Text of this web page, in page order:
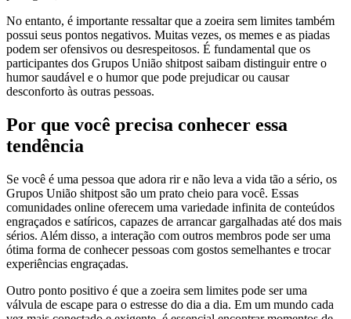
No entanto, é importante ressaltar que a zoeira sem limites também
possui seus pontos negativos. Muitas vezes, os memes e as piadas
podem ser ofensivos ou desrespeitosos. É fundamental que os
participantes dos Grupos União shitpost saibam distinguir entre o
humor saudável e o humor que pode prejudicar ou causar
desconforto às outras pessoas.
Por que você precisa conhecer essa
tendência
Se você é uma pessoa que adora rir e não leva a vida tão a sério, os
Grupos União shitpost são um prato cheio para você. Essas
comunidades online oferecem uma variedade infinita de conteúdos
engraçados e satíricos, capazes de arrancar gargalhadas até dos mais
sérios. Além disso, a interação com outros membros pode ser uma
ótima forma de conhecer pessoas com gostos semelhantes e trocar
experiências engraçadas.
Outro ponto positivo é que a zoeira sem limites pode ser uma
válvula de escape para o estresse do dia a dia. Em um mundo cada